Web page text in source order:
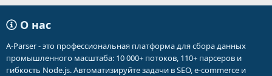
О нас
A-Parser - это профессиональная платформа для сбора данных
промышленного масштаба: 10 000+ потоков, 110+ парсеров и
гибкость Node.js. Автоматизируйте задачи в SEO, e-commerce и